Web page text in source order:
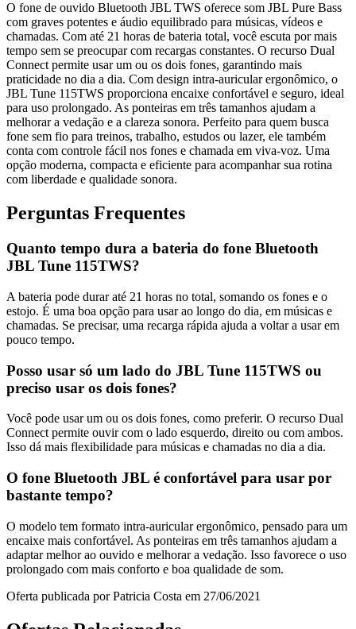
O fone de ouvido Bluetooth JBL TWS oferece som JBL Pure Bass
com graves potentes e áudio equilibrado para músicas, vídeos e
chamadas. Com até 21 horas de bateria total, você escuta por mais
tempo sem se preocupar com recargas constantes. O recurso Dual
Connect permite usar um ou os dois fones, garantindo mais
praticidade no dia a dia. Com design intra-auricular ergonômico, o
JBL Tune 115TWS proporciona encaixe confortável e seguro, ideal
para uso prolongado. As ponteiras em três tamanhos ajudam a
melhorar a vedação e a clareza sonora. Perfeito para quem busca
fone sem fio para treinos, trabalho, estudos ou lazer, ele também
conta com controle fácil nos fones e chamada em viva-voz. Uma
opção moderna, compacta e eficiente para acompanhar sua rotina
com liberdade e qualidade sonora.
Perguntas Frequentes
Quanto tempo dura a bateria do fone Bluetooth
JBL Tune 115TWS?
A bateria pode durar até 21 horas no total, somando os fones e o
estojo. É uma boa opção para usar ao longo do dia, em músicas e
chamadas. Se precisar, uma recarga rápida ajuda a voltar a usar em
pouco tempo.
Posso usar só um lado do JBL Tune 115TWS ou
preciso usar os dois fones?
Você pode usar um ou os dois fones, como preferir. O recurso Dual
Connect permite ouvir com o lado esquerdo, direito ou com ambos.
Isso dá mais flexibilidade para músicas e chamadas no dia a dia.
O fone Bluetooth JBL é confortável para usar por
bastante tempo?
O modelo tem formato intra-auricular ergonômico, pensado para um
encaixe mais confortável. As ponteiras em três tamanhos ajudam a
adaptar melhor ao ouvido e melhorar a vedação. Isso favorece o uso
prolongado com mais conforto e boa qualidade de som.
Oferta publicada por Patricia Costa em 27/06/2021